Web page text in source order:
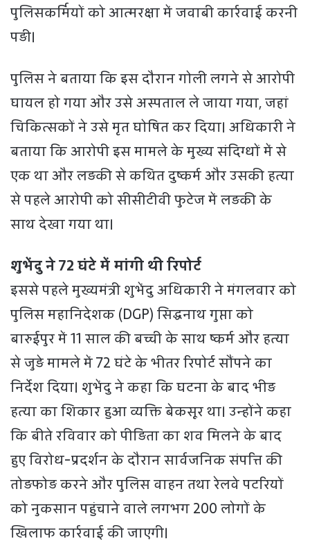
पुलिसकर्मियों को आत्मरक्षा में जवाबी कार्रवाई करनी
पड़ी।
पुलिस ने बताया कि इस दौरान गोली लगने से आरोपी
घायल हो गया और उसे अस्पताल ले जाया गया, जहां
चिकित्सकों ने उसे मृत घोषित कर दिया। अधिकारी ने
बताया कि आरोपी इस मामले के मुख्य संदिग्धों में से
एक था और लड़की से कथित दुष्कर्म और उसकी हत्या
से पहले आरोपी को सीसीटीवी फुटेज में लड़की के
साथ देखा गया था।
शुभेंदु ने 72 घंटे में मांगी थी रिपोर्ट
इससे पहले मुख्यमंत्री शुभेंदु अधिकारी ने मंगलवार को
पुलिस महानिदेशक (DGP) सिद्धनाथ गुप्ता को
बारुईपुर में 11 साल की बच्ची के साथ ष्कर्म और हत्या
से जुड़े मामले में 72 घंटे के भीतर रिपोर्ट सौंपने का
निर्देश दिया। शुभेंदु ने कहा कि घटना के बाद भीड़
हत्या का शिकार हुआ व्यक्ति बेकसूर था। उन्होंने कहा
कि बीते रविवार को पीड़िता का शव मिलने के बाद
हुए विरोध-प्रदर्शन के दौरान सार्वजनिक संपत्ति की
तोड़फोड़ करने और पुलिस वाहन तथा रेलवे पटरियों
को नुकसान पहुंचाने वाले लगभग 200 लोगों के
खिलाफ कार्रवाई की जाएगी।